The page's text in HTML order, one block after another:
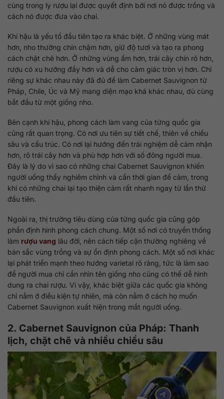
cùng trong ly rượu lại được quyết định bởi nơi nó được trồng và
cách nó được đưa vào chai.
Khí hậu là yếu tố đầu tiên tạo ra khác biệt. Ở những vùng mát
hơn, nho thường chín chậm hơn, giữ độ tươi và tạo ra phong
cách chặt chẽ hơn. Ở những vùng ấm hơn, trái cây chín rõ hơn,
rượu có xu hướng đầy hơn và dễ cho cảm giác tròn vị hơn. Chỉ
riêng sự khác nhau này đã đủ để làm Cabernet Sauvignon từ
Pháp, Chile, Úc và Mỹ mang diện mạo khá khác nhau, dù cùng
bắt đầu từ một giống nho.
Bên cạnh khí hậu, phong cách làm vang của từng quốc gia
cũng rất quan trọng. Có nơi ưu tiên sự tiết chế, thiên về chiều
sâu và cấu trúc. Có nơi lại hướng đến trải nghiệm dễ cảm nhận
hơn, rõ trái cây hơn và phù hợp hơn với số đông người mua.
Đây là lý do vì sao có những chai Cabernet Sauvignon khiến
người uống thấy nghiêm chỉnh và cần thời gian để cảm, trong
khi có những chai lại tạo thiện cảm rất nhanh ngay từ lần thử
đầu tiên.
Ngoài ra, thị trường tiêu dùng của từng quốc gia cũng góp
phần định hình phong cách chung. Một số nơi có truyền thống
làm rượu vang lâu đời, nên cách tiếp cận thường nghiêng về
bản sắc vùng trồng và sự ổn định phong cách. Một số nơi khác
lại phát triển mạnh theo hướng varietal rõ ràng, tức là làm sao
để người mua chỉ cần nhìn tên giống nho cũng có thể dễ hình
dung ra chai rượu. Vì vậy, khác biệt giữa các quốc gia không
chỉ nằm ở điều kiện tự nhiên, mà còn nằm ở cách họ muốn
Cabernet Sauvignon xuất hiện trong mắt người uống.
2. Cabernet Sauvignon của Pháp: Thanh
lịch, chặt chẽ và nhiều chiều sâu